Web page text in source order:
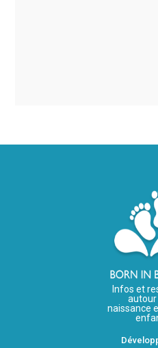
Infos et
autour
naissance